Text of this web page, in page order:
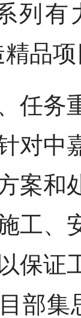
列
品
任务
对中
案和
工、
保证
部集